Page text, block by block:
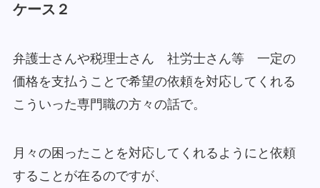
ケース２
弁護士さんや税理士さん 社労士さん等 一定の
価格を支払うことで希望の依頼を対応してくれる
こういった専門職の方々の話で。
月々の困ったことを対応してくれるようにと依頼
することが在るのですが、